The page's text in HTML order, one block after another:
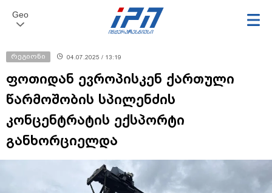
Geo
რეგიონი 04.07.2025 / 13:19
ფოთიდან ევროპისკენ ქართული
წარმოშობის სპილენძის
კონცენტრატის ექსპორტი
განხორციელდა